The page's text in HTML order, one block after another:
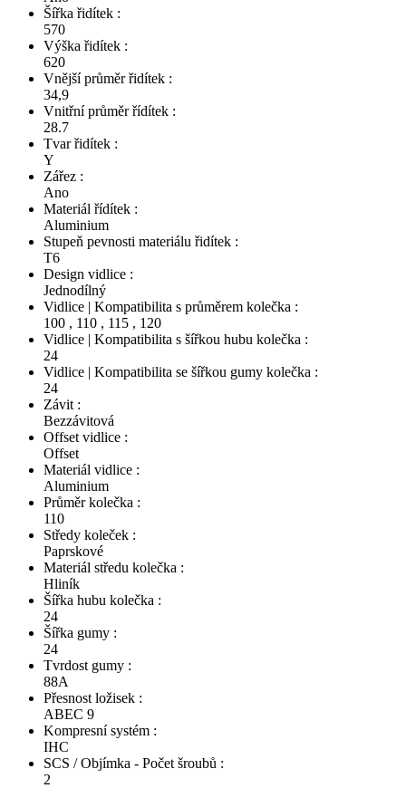
Šířka řidítek :
570
Výška řidítek :
620
Vnější průměr řidítek :
34,9
Vnitřní průměr řídítek :
28.7
Tvar řidítek :
Y
Zářez :
Ano
Materiál řídítek :
Aluminium
Stupeň pevnosti materiálu řidítek :
T6
Design vidlice :
Jednodílný
Vidlice | Kompatibilita s průměrem kolečka :
100 , 110 , 115 , 120
Vidlice | Kompatibilita s šířkou hubu kolečka :
24
Vidlice | Kompatibilita se šířkou gumy kolečka :
24
Závit :
Bezzávitová
Offset vidlice :
Offset
Materiál vidlice :
Aluminium
Průměr kolečka :
110
Středy koleček :
Paprskové
Materiál středu kolečka :
Hliník
Šířka hubu kolečka :
24
Šířka gumy :
24
Tvrdost gumy :
88A
Přesnost ložisek :
ABEC 9
Kompresní systém :
IHC
SCS / Objímka - Počet šroubů :
2